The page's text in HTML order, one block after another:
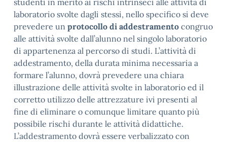
studenti in merito ai rischi intrinseci alle attività di
laboratorio svolte dagli stessi, nello specifico si deve
prevedere un protocollo di addestramento congruo
alle attività svolte dall’alunno nel singolo laboratorio
di appartenenza al percorso di studi. L’attività di
addestramento, della durata minima necessaria a
formare l’alunno, dovrà prevedere una chiara
illustrazione delle attività svolte in laboratorio ed il
corretto utilizzo delle attrezzature ivi presenti al
fine di eliminare o comunque limitare quanto più
possibile rischi durante le attività didattiche.
L’addestramento dovrà essere verbalizzato con